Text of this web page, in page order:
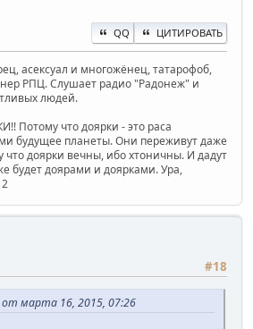
QQ ЦИТИРОВАТЬ
асексуал и многожёнец, татарофоб,
РПЦ. Слушает радио "Радонеж" и
людей.
Потому что доярки - это раса
будущее планеты. Они переживут даже
доярки вечны, ибо хтоничны. И дадут
будет доярами и доярками. Ура,
#18
марта 16, 2015, 07:26